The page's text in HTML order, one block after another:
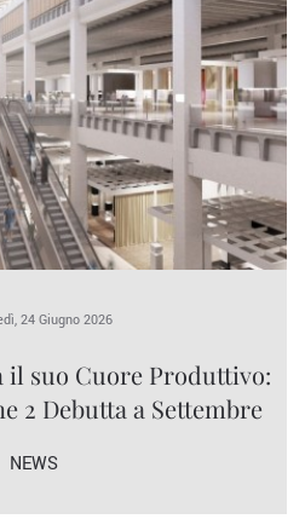
24 Giugno 2026
il suo Cuore Produttivo:
2 Debutta a Settembre
NEWS